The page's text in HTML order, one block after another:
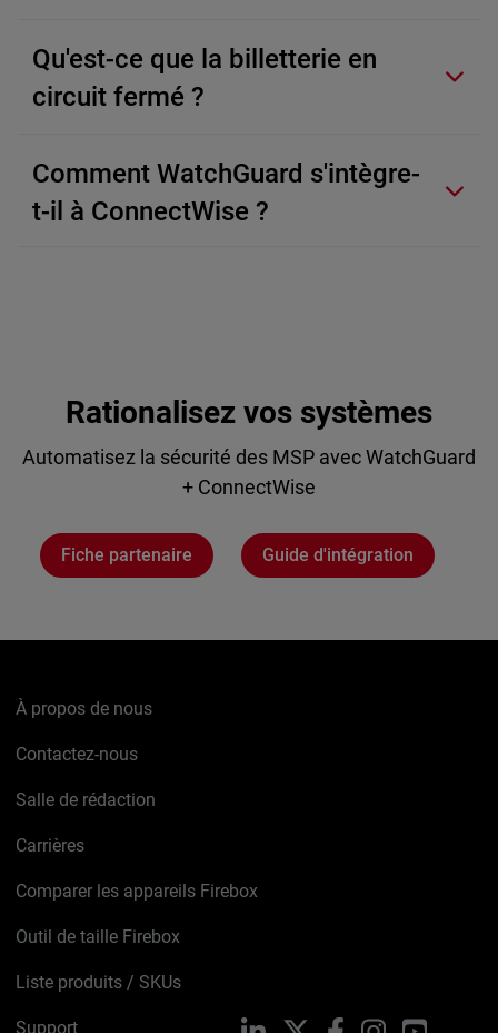
Qu'est-ce que la billetterie en
circuit fermé ?
Comment WatchGuard s'intègre-
t-il à ConnectWise ?
Rationalisez vos systèmes
Automatisez la sécurité des MSP avec WatchGuard
+ ConnectWise
Fiche partenaire Guide d'intégration
À propos de nous
Contactez-nous
Salle de rédaction
Carrières
Comparer les appareils Firebox
Outil de taille Firebox
Liste produits / SKUs
Support